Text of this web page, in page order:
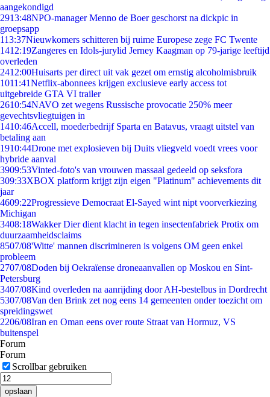
aangekondigd
2913:48NPO-manager Menno de Boer geschorst na dickpic in
groepsapp
113:37Nieuwkomers schitteren bij ruime Europese zege FC Twente
1412:19Zangeres en Idols-jurylid Jerney Kaagman op 79-jarige leeftijd
overleden
2412:00Huisarts per direct uit vak gezet om ernstig alcoholmisbruik
1011:41Netflix-abonnees krijgen exclusieve early access tot
uitgebreide GTA VI trailer
2610:54NAVO zet wegens Russische provocatie 250% meer
gevechtsvliegtuigen in
1410:46Accell, moederbedrijf Sparta en Batavus, vraagt uitstel van
betaling aan
1910:44Drone met explosieven bij Duits vliegveld voedt vrees voor
hybride aanval
3909:53Vinted-foto's van vrouwen massaal gedeeld op seksfora
309:33XBOX platform krijgt zijn eigen "Platinum" achievements dit
jaar
4609:22Progressieve Democraat El-Sayed wint nipt voorverkiezing
Michigan
3408:18Wakker Dier dient klacht in tegen insectenfabriek Protix om
duurzaamheidsclaims
8507/08'Witte' mannen discrimineren is volgens OM geen enkel
probleem
2707/08Doden bij Oekraïense droneaanvallen op Moskou en Sint-
Petersburg
3407/08Kind overleden na aanrijding door AH-bestelbus in Dordrecht
5307/08Van den Brink zet nog eens 14 gemeenten onder toezicht om
spreidingswet
2206/08Iran en Oman eens over route Straat van Hormuz, VS
buitenspel
Forum
Forum
Scrollbar gebruiken
opslaan